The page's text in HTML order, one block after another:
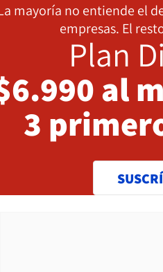
mayoría no entiende el
empresas. El
Plan
al
3